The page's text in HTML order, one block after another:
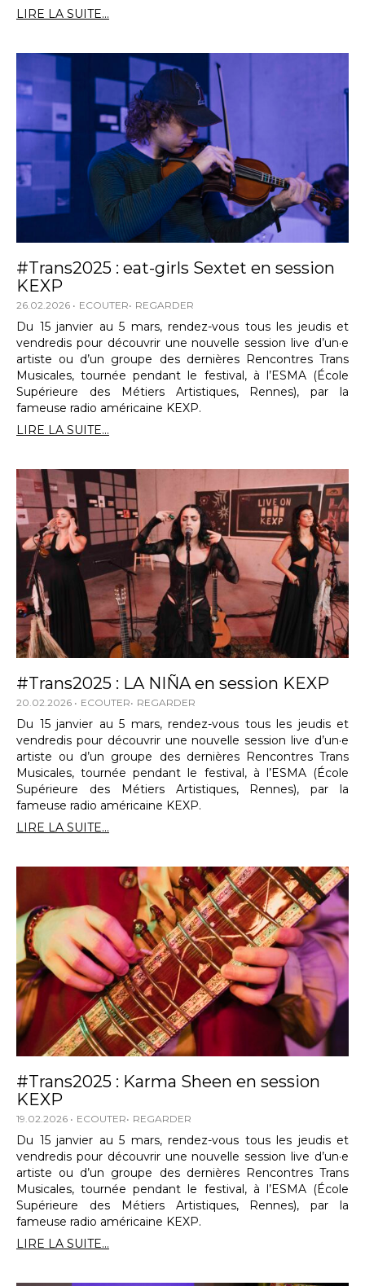
LIRE LA SUITE...
#Trans2025 : eat-girls Sextet en session
KEXP
26.02.2026 ECOUTER REGARDER
Du 15 janvier au 5 mars, rendez-vous tous les jeudis et
vendredis pour découvrir une nouvelle session live d’un·e
artiste ou d’un groupe des dernières Rencontres Trans
Musicales, tournée pendant le festival, à l’ESMA (École
Supérieure des Métiers Artistiques, Rennes), par la
fameuse radio américaine KEXP.
LIRE LA SUITE...
#Trans2025 : LA NIÑA en session KEXP
20.02.2026 ECOUTER REGARDER
Du 15 janvier au 5 mars, rendez-vous tous les jeudis et
vendredis pour découvrir une nouvelle session live d’un·e
artiste ou d’un groupe des dernières Rencontres Trans
Musicales, tournée pendant le festival, à l’ESMA (École
Supérieure des Métiers Artistiques, Rennes), par la
fameuse radio américaine KEXP.
LIRE LA SUITE...
#Trans2025 : Karma Sheen en session
KEXP
19.02.2026 ECOUTER REGARDER
Du 15 janvier au 5 mars, rendez-vous tous les jeudis et
vendredis pour découvrir une nouvelle session live d’un·e
artiste ou d’un groupe des dernières Rencontres Trans
Musicales, tournée pendant le festival, à l’ESMA (École
Supérieure des Métiers Artistiques, Rennes), par la
fameuse radio américaine KEXP.
LIRE LA SUITE...